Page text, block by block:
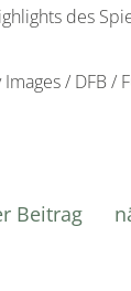
des
/ DFB /
Beitrag